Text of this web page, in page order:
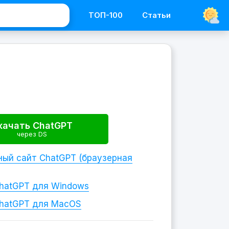
ТОП-100 Статьи
ChatGPT
через DS
сайт ChatGPT (браузерная
для Windows
для MacOS